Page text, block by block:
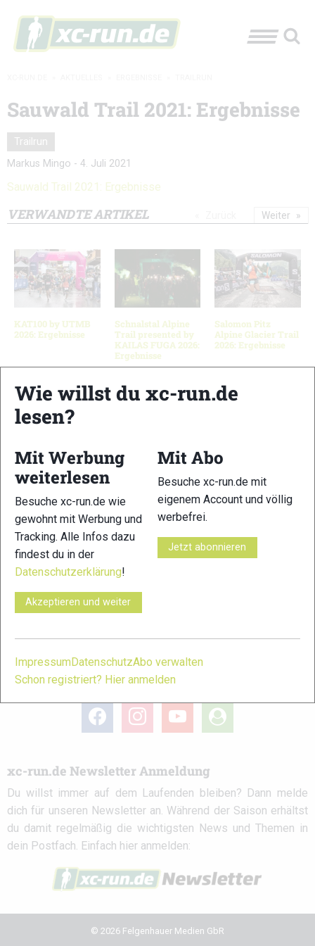
Sauwald Trail 2021: Ergebnisse
Trailrun
Markus Mingo - 4. Juli 2021
Sauwald Trail 2021: Ergebnisse
VERWANDTE ARTIKEL
KAT100 by UTMB
2026: Ergebnisse
Schnalstal Alpine
Trail presented by
KAILAS FUGA 2026:
Ergebnisse
Salomon Pitz
Alpine Glacier Trail
2026: Ergebnisse
Weiter
Schreibe einen Kommentar
xc-run.de ist DAS deutschsprachige Trailrunning-Portal mit
aktuellen News aus der Szene, einer Traildatenbank,
-Community und allem was du sonst noch über
deine Lieblingssportart wissen solltest.
ObTrailrunning-Anfänger oder Profi-Sportler, wir haben
immer ein offenes Ohr für dich! Du kannst uns jederzeit über
dasKontaktformularerreichen.
xc-run.de in den sozialen Netzwerken
facebook instagram youtube
user-
circle
xc-run.de Newsletter Anmeldung
Du willst immer auf dem Laufenden bleiben? Dann melde
dich für unseren Newsletter an. Während der Saison erhältst
du damit regelmäßig die wichtigsten News und Themen in
dein Postfach. Einfach hier anmelden:
© 2026 Felgenhauer Medien GbR
Wie willst du xc-run.de
lesen?
Mit Werbung
weiterlesen
Besuche xc-run.de wie
gewohnt mit Werbung und
Tracking. Alle Infos dazu
findest du in der
Datenschutzerklärung!
Akzeptieren und weiter
Mit Abo
Besuche xc-run.de mit
eigenem Account und völlig
werbefrei.
Jetzt abonnieren
Impressum DatenschutzAbo verwalten
Schon registriert? Hier anmelden